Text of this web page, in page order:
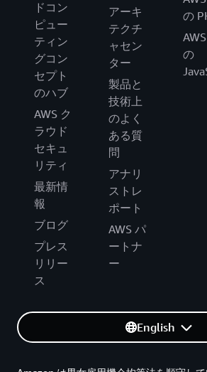
ドコン
ピュー
ティン
グコン
セプト
のハブ
AWS ク
ラウド
セキュ
リティ
最新情
報
ブログ
プレス
リリー
ス
アーキ
テクチ
ャセン
ター
製品と
技術上
のよく
ある質
問
アナリ
ストレ
ポート
AWS パ
ートナ
ー
の
の
English